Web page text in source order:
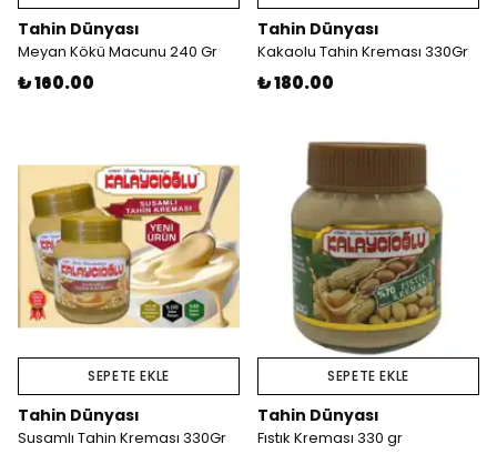
Tahin Dünyası
Meyan Kökü Macunu 240 Gr
₺ 160.00
Tahin Dünyası
Kakaolu Tahin Kreması 330Gr
₺ 180.00
SEPETE EKLE
Tahin Dünyası
Susamlı Tahin Kreması 330Gr
SEPETE EKLE
Tahin Dünyası
Fıstık Kreması 330 gr